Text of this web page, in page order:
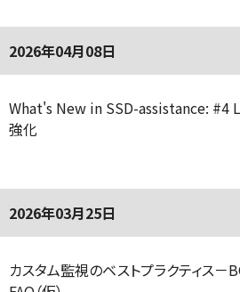
2026年04月08日
What's New in SSD-assistance: #4
強化
2026年03月25日
カスタム監視のベストプラクティス